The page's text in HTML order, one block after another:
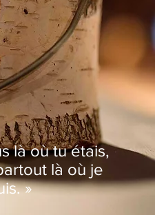
là où tu étais,
là où je
»